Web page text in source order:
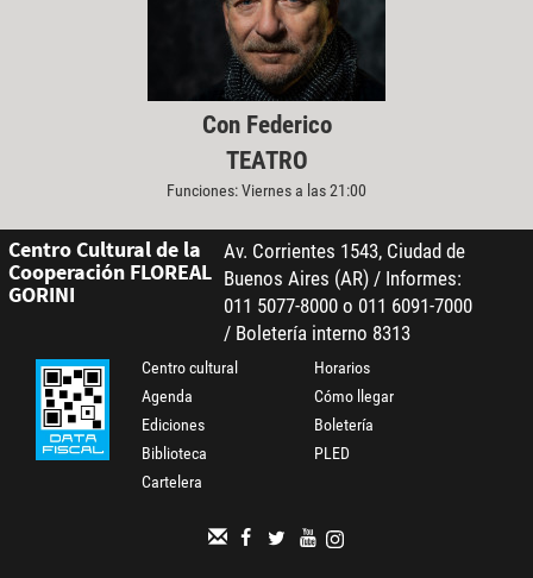
Con Federico
TEATRO
Funciones: Viernes a las 21:00
Centro Cultural de la
Cooperación FLOREAL
GORINI
Av. Corrientes 1543, Ciudad de
Buenos Aires (AR) / Informes:
011 5077-8000 o 011 6091-7000
/ Boletería interno 8313
Centro cultural
Agenda
Ediciones
Biblioteca
Cartelera
Horarios
Cómo llegar
Boletería
PLED